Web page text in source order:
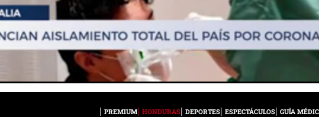
PREMIUM HONDURAS DEPORTES ESPECTÁCULOS GUÍA